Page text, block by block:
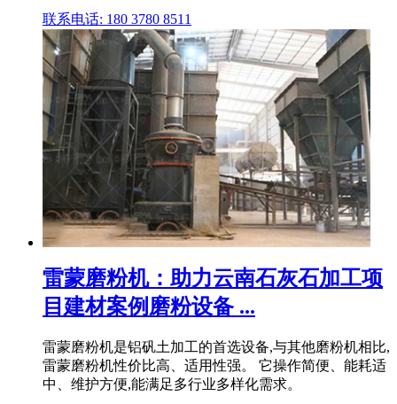
联系电话: 180 3780 8511
雷蒙磨粉机：助力云南石灰石加工项
目建材案例磨粉设备 ...
雷蒙磨粉机是铝矾土加工的首选设备,与其他磨粉机相比,
雷蒙磨粉机性价比高、适用性强。 它操作简便、能耗适
中、维护方便,能满足多行业多样化需求。